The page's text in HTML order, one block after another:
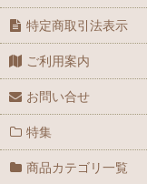
特定商取引法表示
ご利用案内
お問い合せ
特集
商品カテゴリ一覧